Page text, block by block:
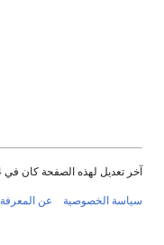
آخر تعديل لهذه الصفحة كان في 06:14, 18 أكتوبر 2014.
سياسة الخصوصية عن المعرفة